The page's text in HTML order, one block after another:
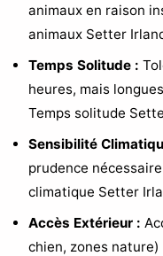
animaux en raison
animaux Setter
Temps Solitude :
heures, mais
Temps solitude
Sensibilité
prudence
climatique Setter
Accès Extérieur :
chien, zones